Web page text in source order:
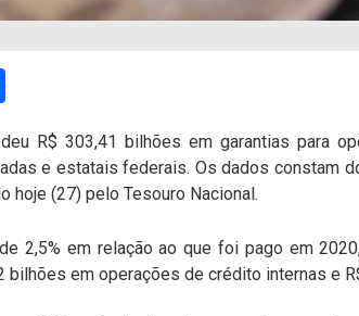
R$ 303,41 bilhões em garantias para
e estatais federais. Os dados constam
hoje (27) pelo Tesouro Nacional.
2,5% em relação ao que foi pago em
bilhões em operações de crédito internas e